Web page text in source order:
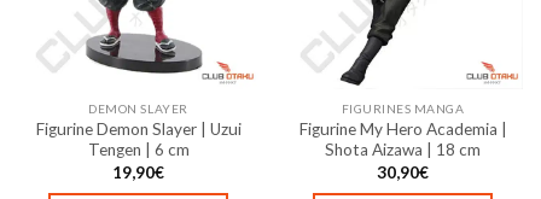
être
choisies
sur
page
du
produit
être
page
produit
DEMON SLAYER
Figurine Demon Slayer | Uzui
Tengen | 6 cm
19,90€
FIGURINES MANGA
Figurine My Hero Academia |
Shota Aizawa | 18 cm
30,90€